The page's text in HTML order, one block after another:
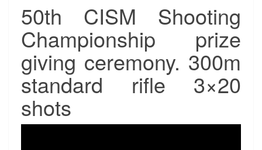
50th CISM Shooting
Championship prize
giving ceremony. 300m
standard rifle 3×20
shots